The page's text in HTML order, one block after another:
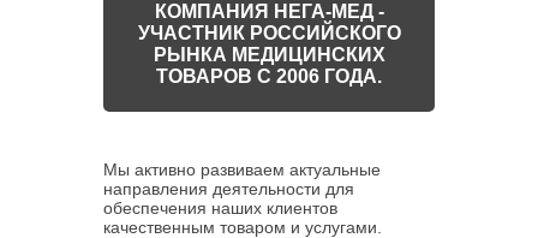
КОМПАНИЯ НЕГА-МЕД -
УЧАСТНИК РОССИЙСКОГО
РЫНКА МЕДИЦИНСКИХ
ТОВАРОВ С 2006 ГОДА.
Мы активно развиваем актуальные
направления деятельности для
обеспечения наших клиентов
качественным товаром и услугами.